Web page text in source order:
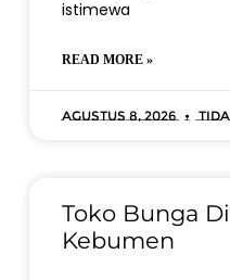
istimewa
READ MORE »
Agustus 8, 2026
Toko Bunga
Kebumen